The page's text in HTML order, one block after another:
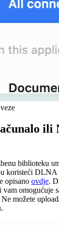
ili
biblioteku
koristeći
opisano ovdje.
vam omogućuje
možete